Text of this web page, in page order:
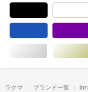
シルバー/
ラクマ ブランド一覧